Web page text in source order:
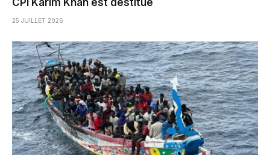
25 JUILLET 2026